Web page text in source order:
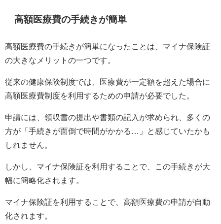
高額医療費の手続きが簡単
高額医療費の手続きが簡単になったことは、マイナ保険証
の大きなメリットの一つです。
従来の健康保険制度では、医療費が一定額を超えた場合に
高額医療費制度を利用するための申請が必要でした。
申請には、領収書の提出や書類の記入が求められ、多くの
方が「手続きが面倒で時間がかかる…」と感じていたかも
しれません。
しかし、マイナ保険証を利用することで、この手続きが大
幅に簡略化されます。
マイナ保険証を利用することで、高額医療費の申請が自動
化されます。